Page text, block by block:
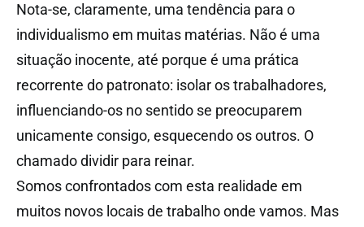
Nota-se, claramente, uma tendência para o
individualismo em muitas matérias. Não é uma
situação inocente, até porque é uma prática
recorrente do patronato: isolar os trabalhadores,
influenciando-os no sentido se preocuparem
unicamente consigo, esquecendo os outros. O
chamado dividir para reinar.
Somos confrontados com esta realidade em
muitos novos locais de trabalho onde vamos. Mas